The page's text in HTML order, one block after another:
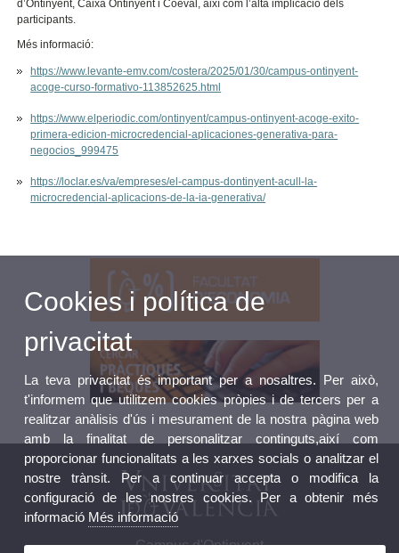
d’Ontinyent, Caixa Ontinyent i Coeval, així com l’alta implicació dels
participants.
Més informació:
https://www.levante-emv.com/costera/2025/01/30/campus-ontinyent-
acoge-curso-formativo-113852625.html
https://www.elperiodic.com/ontinyent/campus-ontinyent-acoge-exito-
primera-edicion-microcredencial-aplicaciones-generativa-para-
negocios_999475
https://loclar.es/va/empreses/el-campus-dontinyent-acull-la-
microcredencial-aplicacions-de-la-ia-generativa/
Campus d'Ontinyent
Cookies i política de
privacitat
La teva privacitat és important per a nosaltres. Per això,
t'informem que utilitzem cookies pròpies i de tercers per a
realitzar anàlisis d'ús i mesurament de la nostra pàgina web
amb la finalitat de personalitzar continguts,així com
proporcionar funcionalitats a les xarxes socials o analitzar el
nostre trànsit. Per a continuar accepta o modifica la
configuració de les nostres cookies. Per a obtenir més
informació Més informació